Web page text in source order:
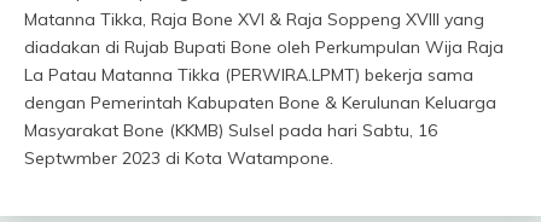
Matanna Tikka, Raja Bone XVI & Raja Soppeng XVIII yang
diadakan di Rujab Bupati Bone oleh Perkumpulan Wija Raja
La Patau Matanna Tikka (PERWIRA.LPMT) bekerja sama
dengan Pemerintah Kabupaten Bone & Kerulunan Keluarga
Masyarakat Bone (KKMB) Sulsel pada hari Sabtu, 16
Septwmber 2023 di Kota Watampone.